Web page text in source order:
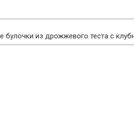
булочки из дрожжевого теста с